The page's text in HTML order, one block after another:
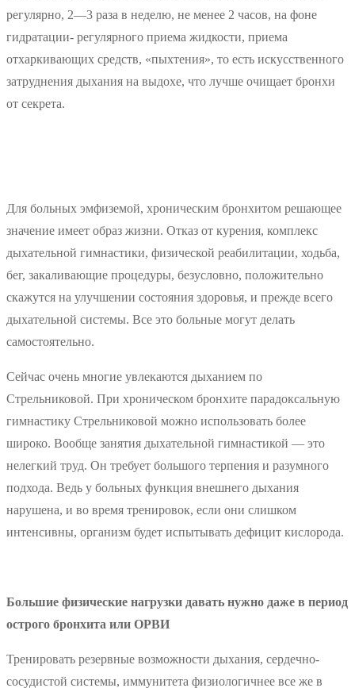
регулярно, 2—3 раза в неделю, не менее 2 часов, на фоне
гидратации- регулярного приема жидкости, приема
отхаркивающих средств, «пыхтения», то есть искусственного
затруднения дыхания на выдохе, что лучше очищает бронхи
от секрета.
Для больных эмфиземой, хроническим бронхитом решающее
значение имеет образ жизни. Отказ от курения, комплекс
дыхательной гимнастики, физической реабилитации, ходьба,
бег, закаливающие процедуры, безусловно, положительно
скажутся на улучшении состояния здоровья, и прежде всего
дыхательной системы. Все это больные могут делать
самостоятельно.
Сейчас очень многие увлекаются дыханием по
Стрельниковой. При хроническом бронхите парадоксальную
гимнастику Стрельниковой можно использовать более
широко. Вообще занятия дыхательной гимнастикой — это
нелегкий труд. Он требует большого терпения и разумного
подхода. Ведь у больных функция внешнего дыхания
нарушена, и во время тренировок, если они слишком
интенсивны, организм будет испытывать дефицит кислорода.
Большие физические нагрузки давать нужно даже в период
острого бронхита или ОРВИ
Тренировать резервные возможности дыхания, сердечно-
сосудистой системы, иммунитета физиологичнее все же в